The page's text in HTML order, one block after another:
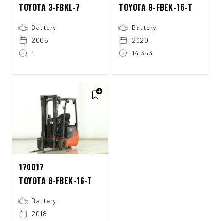
TOYOTA 3-FBKL-7
Battery
2005
1
TOYOTA 8-FBEK-16-T
Battery
2020
14,353
170017
TOYOTA 8-FBEK-16-T
Battery
2018